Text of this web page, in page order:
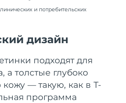
и потребительских
дизайн
подходят для
а толстые глубоко
— такую, как в Т-
программа
Ожидаемая дата доставки
Ожидаемая дата доставки